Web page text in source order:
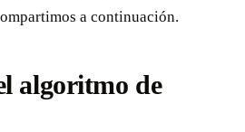
a continuación.
algoritmo de